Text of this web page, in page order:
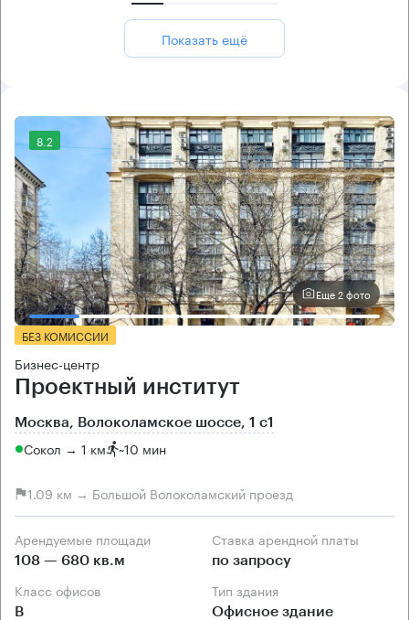
Показать ещё
8.2
Еще 2 фото
БЕЗ КОМИССИИ
Бизнес-центр
Проектный институт
Москва, Волоколамское шоссе, 1 с1
Сокол → 1 км ~10 мин
1.09 км → Большой Волоколамский проезд
Арендуемые площади
108 — 680 кв.м
Ставка арендной платы
по запросу
Класс офисов
B
Тип здания
Офисное здание